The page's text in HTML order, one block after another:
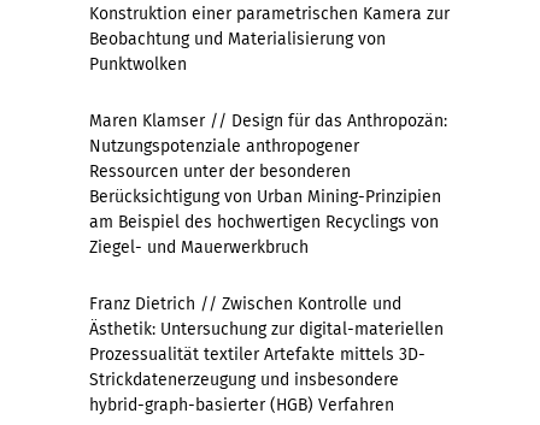
Konstruktion einer parametrischen Kamera zur
Beobachtung und Materialisierung von
Punktwolken
Maren Klamser // Design für das Anthropozän:
Nutzungspotenziale anthropogener
Ressourcen unter der besonderen
Berucksichtigung von Urban Mining-Prinzipien
am Beispiel des hochwertigen Recyclings von
Ziegel- und Mauerwerkbruch
Franz Dietrich // Zwischen Kontrolle und
Ästhetik: Untersuchung zur digital-materiellen
Prozessualität textiler Artefakte mittels 3D-
Strickdatenerzeugung und insbesondere
hybrid-graph-basierter (HGB) Verfahren